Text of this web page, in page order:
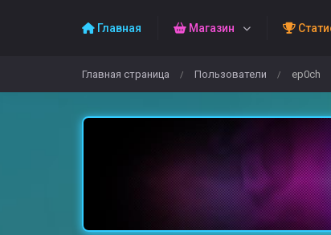
Главная Магазин
Главная страница / Пользователи / ep0ch